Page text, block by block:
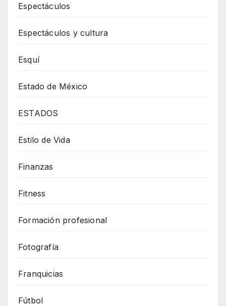
Espectáculos
Espectáculos y cultura
Esquí
Estado de México
ESTADOS
Estilo de Vida
Finanzas
Fitness
Formación profesional
Fotografía
Franquicias
Fútbol